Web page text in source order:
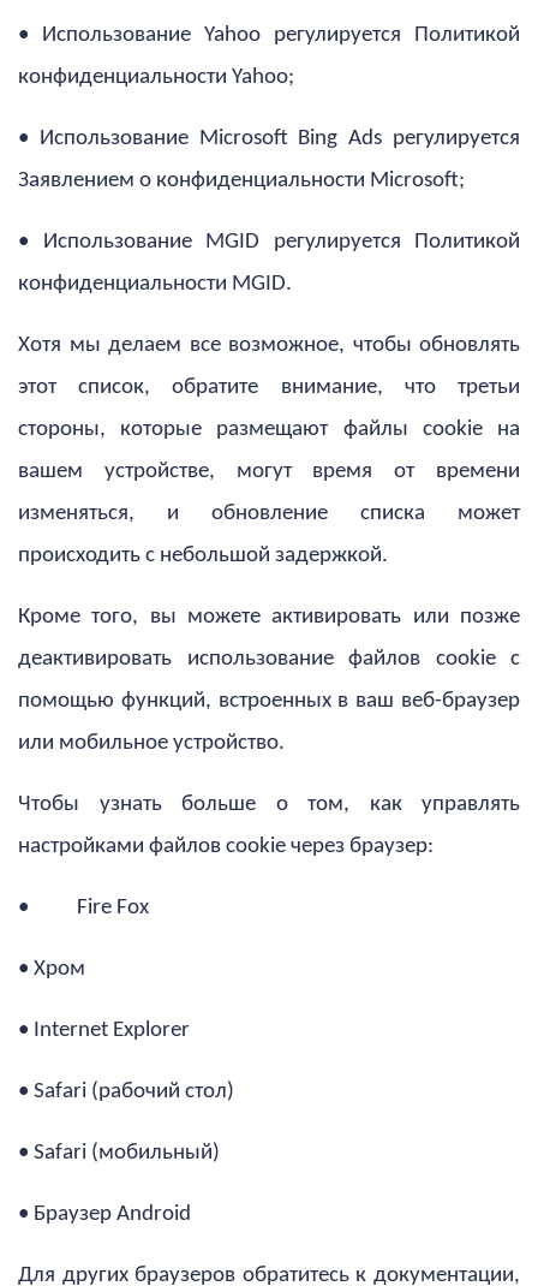
• Использование Yahoo регулируется Политикой
конфиденциальности Yahoo;
• Использование Microsoft Bing Ads регулируется
Заявлением о конфиденциальности Microsoft;
• Использование MGID регулируется Политикой
конфиденциальности MGID.
Хотя мы делаем все возможное, чтобы обновлять
этот список, обратите внимание, что третьи
стороны, которые размещают файлы cookie на
вашем устройстве, могут время от времени
изменяться, и обновление списка может
происходить с небольшой задержкой.
Кроме того, вы можете активировать или позже
деактивировать использование файлов cookie с
помощью функций, встроенных в ваш веб-браузер
или мобильное устройство.
Чтобы узнать больше о том, как управлять
настройками файлов cookie через браузер:
• Fire Fox
• Хром
• Internet Explorer
• Safari (рабочий стол)
• Safari (мобильный)
• Браузер Android
Для других браузеров обратитесь к документации,